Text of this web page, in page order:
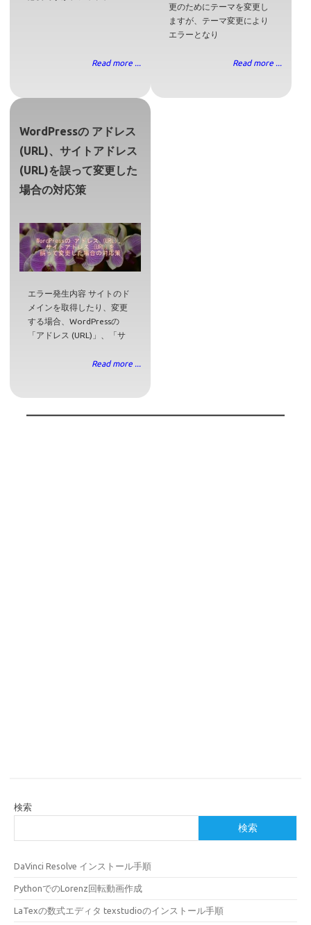
Read more ...
更のためにテーマを変更し
ますが、テーマ変更により
エラーとなり
Read more ...
WordPressの アドレス
(URL)、サイトアドレス
(URL)を誤って変更した
場合の対応策
エラー発生内容 サイトのド
メインを取得したり、変更
する場合、WordPressの
「アドレス (URL)」、「サ
Read more ...
検索
検索
DaVinci Resolve インストール手順
PythonでのLorenz回転動画作成
LaTexの数式エディタ texstudioのインストール手順